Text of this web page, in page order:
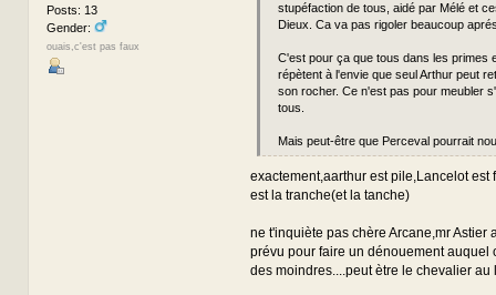
Posts: 13
Gender:
ouais,c'est pas faux
stupéfaction de tous, aidé par Mélé et
Dieux. Ca va pas rigoler beaucoup
C'est pour ça que tous dans les primes
répètent à l'envie que seul Arthur peut
son rocher. Ce n'est pas pour meubler
tous.
Mais peut-être que Perceval pourrait
exactement,aarthur est pile,Lancelot est
est la tranche(et la tanche)
ne t'inquiète pas chère Arcane,mr Astier
prévu pour faire un dénouement auquel
des moindres....peut ètre le chevalier au